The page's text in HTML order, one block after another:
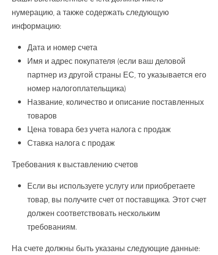
нумерацию, а также содержать следующую
информацию:
Дата и номер счета
Имя и адрес покупателя (если ваш деловой
партнер из другой страны ЕС, то указывается его
номер налогоплательщика)
Название, количество и описание поставленных
товаров
Цена товара без учета налога с продаж
Ставка налога с продаж
Требования к выставлению счетов
Если вы используете услугу или приобретаете
товар, вы получите счет от поставщика. Этот счет
должен соответствовать нескольким
требованиям.
На счете должны быть указаны следующие данные: